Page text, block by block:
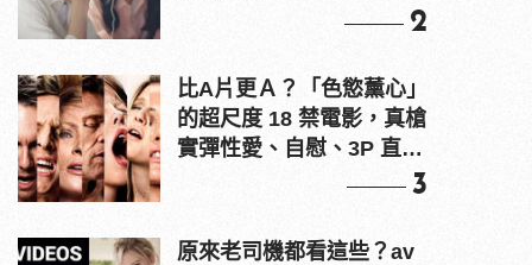
2
比A片更Ａ？「色慾薰心」
的超尺度 18 禁電影，真槍
實彈性愛、自慰、3P 直接
3
原來老司機都看這些？av